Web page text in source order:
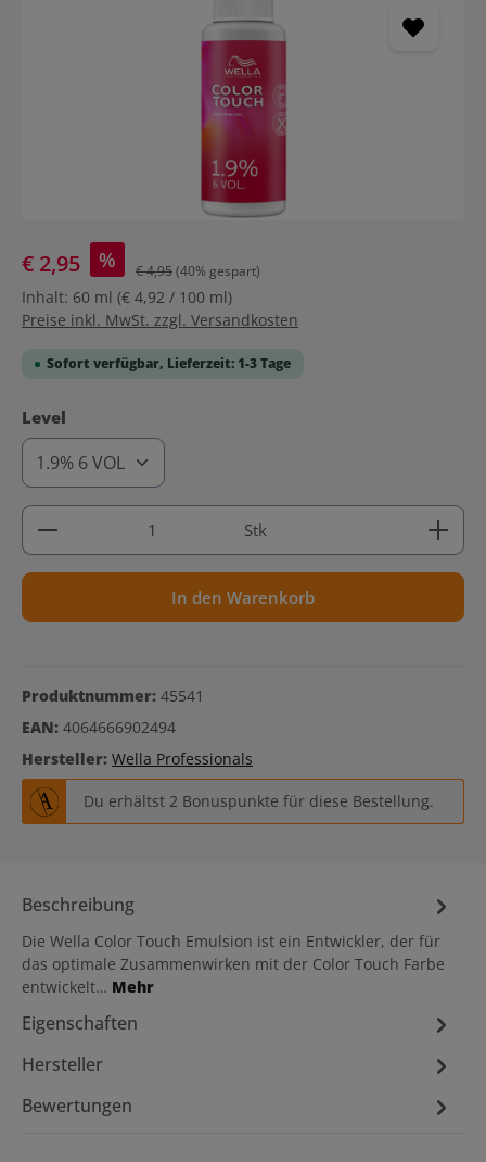
€ 2,95 % € 4,95(40% gespart)
Inhalt: 60 ml (€ 4,92 / 100 ml)
Preise inkl. MwSt. zzgl. Versandkosten
Sofort verfügbar, Lieferzeit: 1-3 Tage
Level
Produkt Anzahl: Gib den gewünschten Wert ein
Stk
In den Warenkorb
Produktnummer: 45541
EAN: 4064666902494
Hersteller: Wella Professionals
Du erhältst 2 Bonuspunkte für diese Bestellung.
Beschreibung
Die Wella Color Touch Emulsion ist ein Entwickler, der für
das optimale Zusammenwirken mit der Color Touch Farbe
entwickelt… Mehr
Eigenschaften
Hersteller
Bewertungen